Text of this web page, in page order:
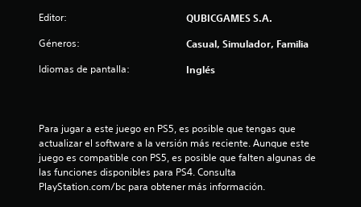
a
e
c
Editor: QUBICGAMES S.A.
Géneros: Casual, Simulador, Familia
Idiomas de pantalla: Inglés
Para jugar a este juego en PS5, es posible que tengas que
actualizar el software a la versión más reciente. Aunque este
juego es compatible con PS5, es posible que falten algunas de
las funciones disponibles para PS4. Consulta
PlayStation.com/bc para obtener más información.